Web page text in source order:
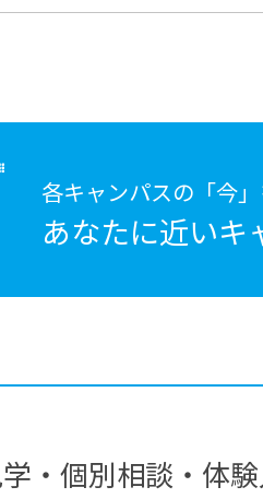
各キャンパスの「今
あなたに近いキ
・個別相談・体